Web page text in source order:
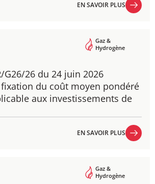
EN SAVOIR PLUS
G26/26 du 24 juin 2026
du coût moyen pondéré
aux investissements de
Gaz &
Hydrogène
EN SAVOIR PLUS
Gaz &
Hydrogène